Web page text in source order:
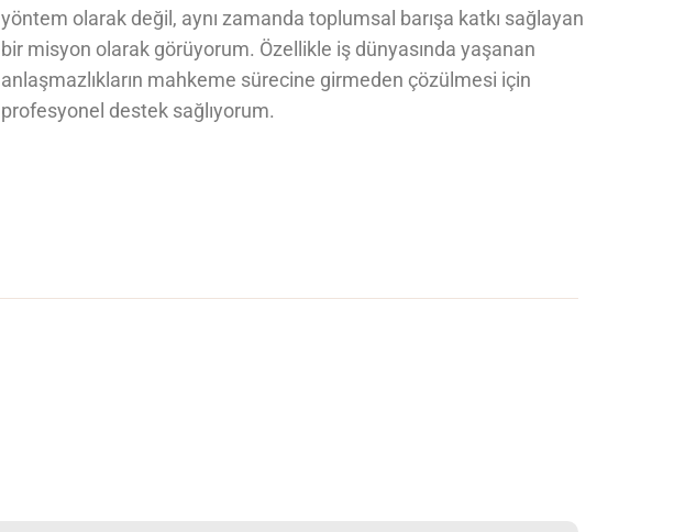
yöntem olarak değil, aynı zamanda toplumsal barışa katkı sağlayan
bir misyon olarak görüyorum. Özellikle iş dünyasında yaşanan
anlaşmazlıkların mahkeme sürecine girmeden çözülmesi için
profesyonel destek sağlıyorum.